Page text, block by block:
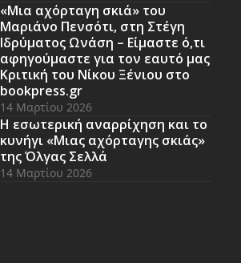
«Μια αχόρταγη σκιά» του
Μαριάνο Πενσότι, στη Στέγη
Ιδρύματος Ωνάση – Είμαστε ό,τι
αφηγούμαστε για τον εαυτό μας
Κριτική του Νίκου Ξένιου στο
bookpress.gr
14 Μαρτίου 2026
Η εσωτερική αναρρίχηση και το
κυνήγι «Μιας αχόρταγης σκιάς»
της Όλγας Σελλά
14 Μαρτίου 2026